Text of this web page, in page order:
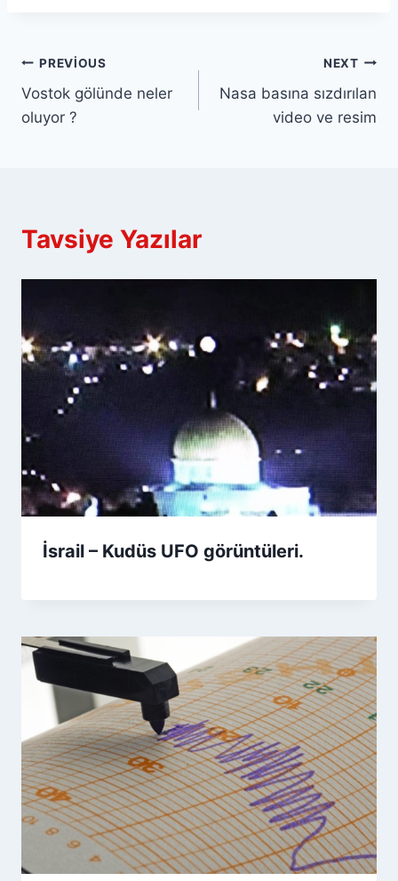
Yazı
gezinmesi
PREVIOUS
Vostok gölünde neler
oluyor ?
NEXT
Nasa basına sızdırılan
video ve resim
Tavsiye Yazılar
İsrail – Kudüs UFO görüntüleri.